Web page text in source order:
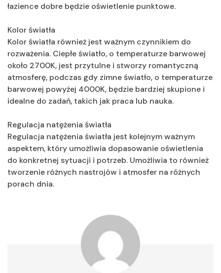
łazience dobre będzie oświetlenie punktowe.
Kolor światła
Kolor światła również jest ważnym czynnikiem do
rozważenia. Ciepłe światło, o temperaturze barwowej
około 2700K, jest przytulne i stworzy romantyczną
atmosferę, podczas gdy zimne światło, o temperaturze
barwowej powyżej 4000K, będzie bardziej skupione i
idealne do zadań, takich jak praca lub nauka.
Regulacja natężenia światła
Regulacja natężenia światła jest kolejnym ważnym
aspektem, który umożliwia dopasowanie oświetlenia
do konkretnej sytuacji i potrzeb. Umożliwia to również
tworzenie różnych nastrojów i atmosfer na różnych
porach dnia.